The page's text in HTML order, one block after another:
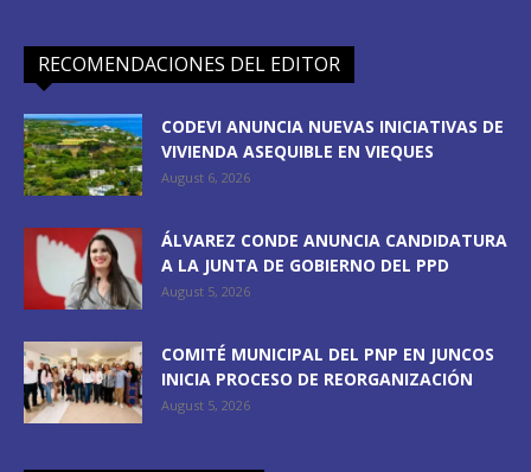
RECOMENDACIONES DEL EDITOR
CODEVI ANUNCIA NUEVAS INICIATIVAS DE
VIVIENDA ASEQUIBLE EN VIEQUES
August 6, 2026
ÁLVAREZ CONDE ANUNCIA CANDIDATURA
A LA JUNTA DE GOBIERNO DEL PPD
August 5, 2026
COMITÉ MUNICIPAL DEL PNP EN JUNCOS
INICIA PROCESO DE REORGANIZACIÓN
August 5, 2026